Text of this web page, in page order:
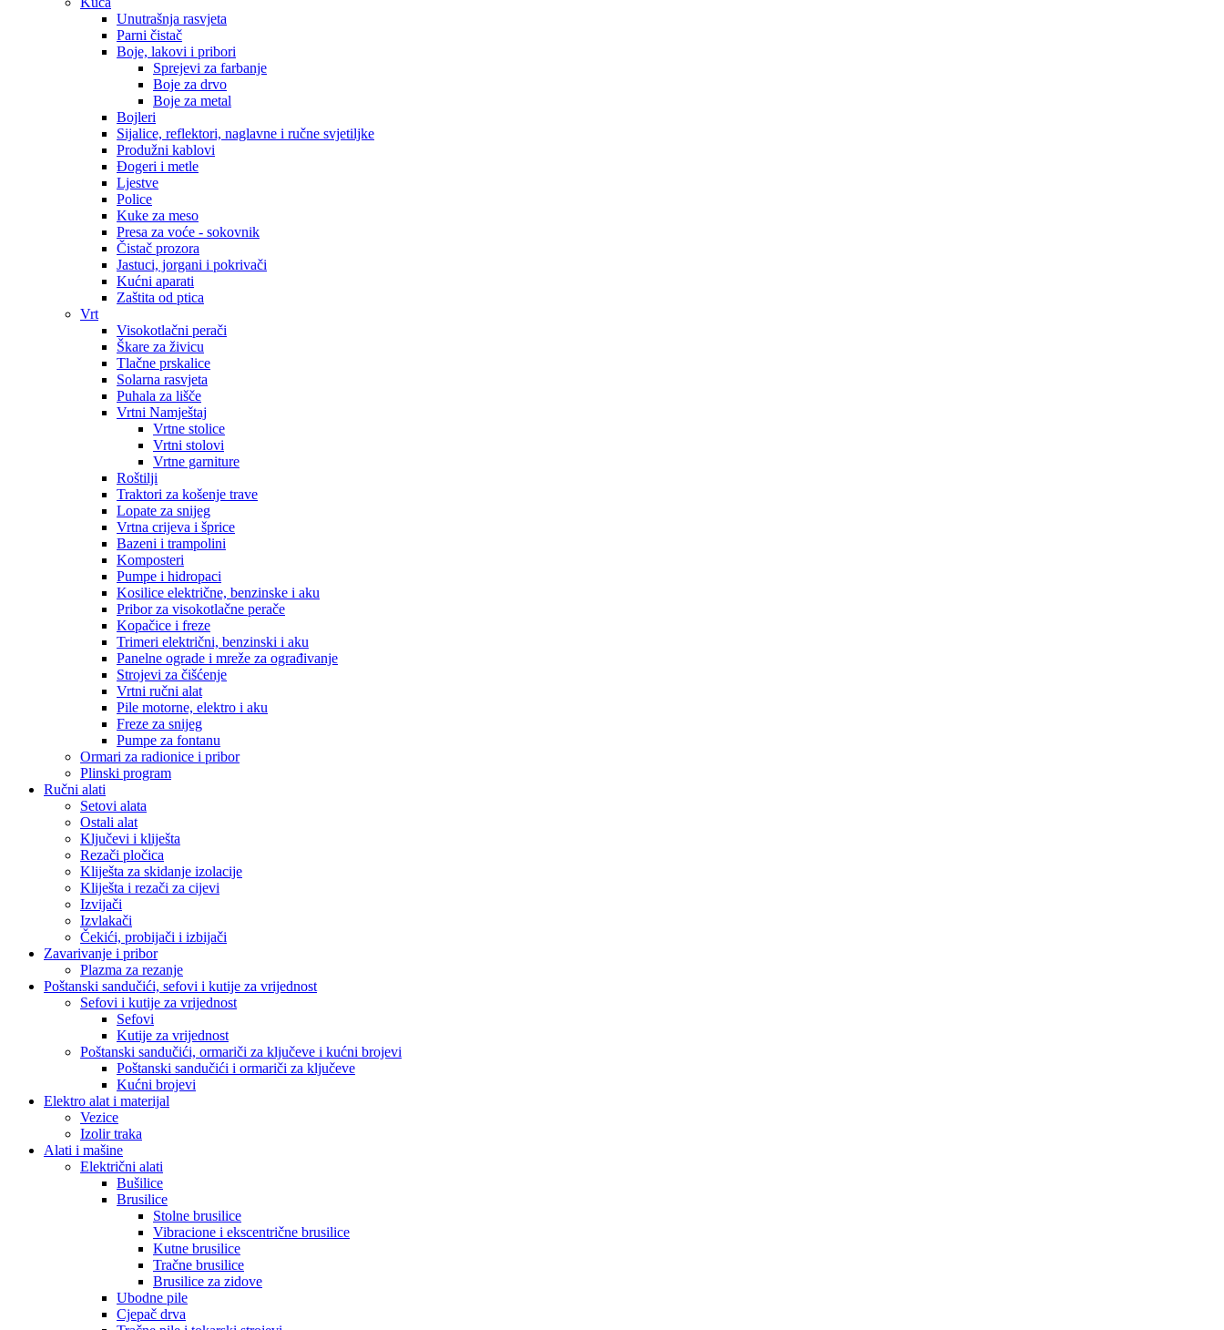
Unutrašnja rasvjeta
Parni čistač
Boje, lakovi i pribori
Sprejevi za farbanje
Boje za drvo
Boje za metal
Bojleri
Sijalice, reflektori, naglavne i ručne svjetiljke
Produžni kablovi
Đogeri i metle
Ljestve
Police
Kuke za meso
Presa za voće - sokovnik
Čistač prozora
Jastuci, jorgani i pokrivači
Kućni aparati
Zaštita od ptica
Vrt
Visokotlačni perači
Škare za živicu
Tlačne prskalice
Solarna rasvjeta
Puhala za lišče
Vrtni Namještaj
Vrtne stolice
Vrtni stolovi
Vrtne garniture
Roštilji
Traktori za košenje trave
Lopate za snijeg
Vrtna crijeva i šprice
Bazeni i trampolini
Komposteri
Pumpe i hidropaci
Kosilice električne, benzinske i aku
Pribor za visokotlačne perače
Kopačice i freze
Trimeri električni, benzinski i aku
Panelne ograde i mreže za ograđivanje
Strojevi za čišćenje
Vrtni ručni alat
Pile motorne, elektro i aku
Freze za snijeg
Pumpe za fontanu
Ormari za radionice i pribor
Plinski program
Ručni alati
Setovi alata
Ostali alat
Ključevi i kliješta
Rezači pločica
Kliješta za skidanje izolacije
Kliješta i rezači za cijevi
Izvijači
Izvlakači
Čekići, probijači i izbijači
Zavarivanje i pribor
Plazma za rezanje
Poštanski sandučići, sefovi i kutije za vrijednost
Sefovi i kutije za vrijednost
Sefovi
Kutije za vrijednost
Poštanski sandučići, ormariči za ključeve i kućni brojevi
Poštanski sandučići i ormariči za ključeve
Kućni brojevi
Elektro alat i materijal
Vezice
Izolir traka
Alati i mašine
Električni alati
Bušilice
Brusilice
Stolne brusilice
Vibracione i ekscentrične brusilice
Kutne brusilice
Tračne brusilice
Brusilice za zidove
Ubodne pile
Cjepač drva